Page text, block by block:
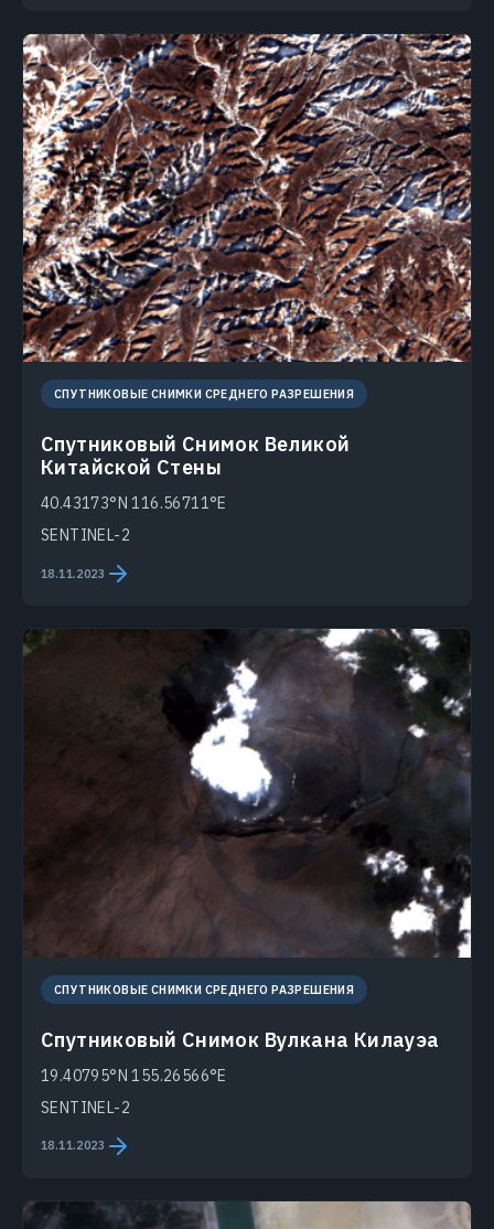
СПУТНИКОВЫЕ СНИМКИ СРЕДНЕГО РАЗРЕШЕНИЯ
Спутниковый Снимок Великой
Китайской Стены
40.43173°N 116.56711°E
SENTINEL-2
18.11.2023
СПУТНИКОВЫЕ СНИМКИ СРЕДНЕГО РАЗРЕШЕНИЯ
Спутниковый Снимок Вулкана Килауэа
19.40795°N 155.26566°E
SENTINEL-2
18.11.2023